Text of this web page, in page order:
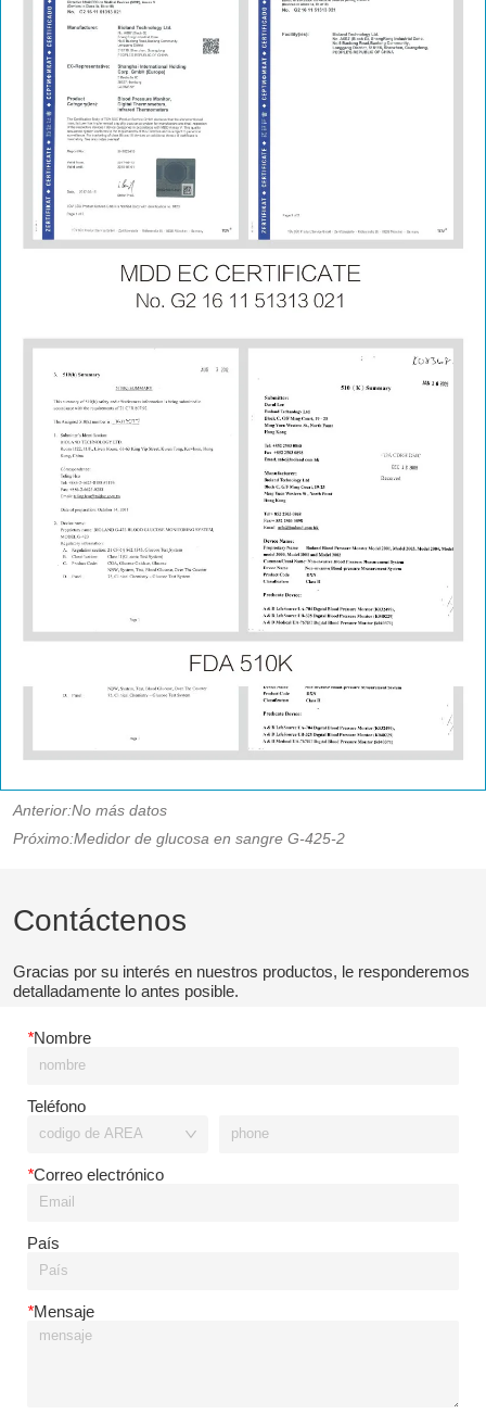
Anterior:No más datos
Próximo:Medidor de glucosa en sangre G-425-2
Contáctenos
Gracias por su interés en nuestros productos, le responderemos
detalladamente lo antes posible.
*Nombre
Teléfono
*Correo electrónico
País
*Mensaje